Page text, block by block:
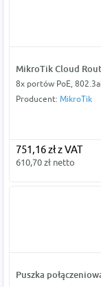
MikroTik Cloud
8x portów PoE,
Producent: MikroTik
751,16 zł z VAT
610,70 zł netto
Puszka